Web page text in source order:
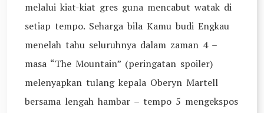
melalui kiat-kiat gres guna mencabut watak di
setiap tempo. Seharga bila Kamu budi Engkau
menelah tahu seluruhnya dalam zaman 4 –
masa “The Mountain” (peringatan spoiler)
melenyapkan tulang kepala Oberyn Martell
bersama lengah hambar – tempo 5 mengekspos